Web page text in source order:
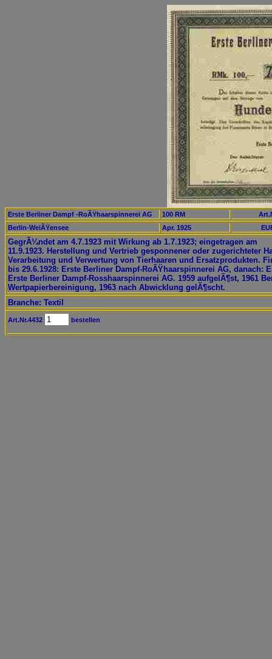
Erste Berliner Dampf -RoÃŸhaarspinnerei AG 100 RM
Berlin-WeiÃŸensee
Apr. 1925
GegrÃ¼ndet am 4.7.1923 mit Wirkung ab 1.7.1923; eingetragen am
11.9.1923. Herstellung und Vertrieb gesponnener oder zugerichteter
Verarbeitung und Verwertung von Tierhaaren und Ersatzprodukten.
bis 29.6.1928: Erste Berliner Dampf-RoÃŸhaarspinnerei AG, danach:
Erste Berliner Dampf-Rosshaarspinnerei AG. 1959 aufgelÃ¶st, 1961
Wertpapierbereinigung, 1963 nach Abwicklung gelÃ¶scht.
Branche: Textil
Art.Nr.4432 bestellen